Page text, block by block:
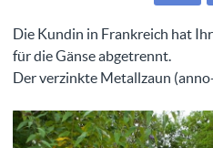
Die Kundin in Frankreich hat
für die Gänse abgetrennt.
Der verzinkte Metallzaun